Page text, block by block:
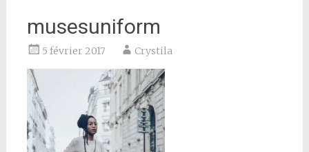
musesuniform
5 février 2017 Crystila